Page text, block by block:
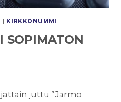
| KIRKKONUMMI
SOPIMATON
juttu ”Jarmo